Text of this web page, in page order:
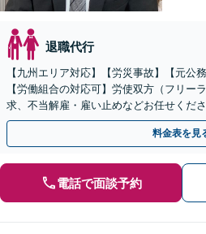
退職代行
【九州エリア対応】【労災事故】【元公
【労働組合の対応可】労使双方（フリー
求、不当解雇・雇い止めなどお任せくだ
決へと進めます。
料金表を見
電話で面談予約